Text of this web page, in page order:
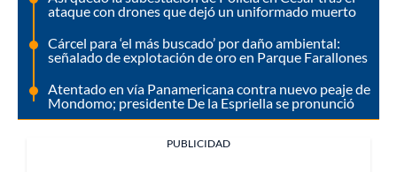
ataque con drones que dejó un uniformado muerto
Cárcel para ‘el más buscado’ por daño ambiental:
señalado de explotación de oro en Parque Farallones
Atentado en vía Panamericana contra nuevo peaje de
Mondomo; presidente De la Espriella se pronunció
PUBLICIDAD